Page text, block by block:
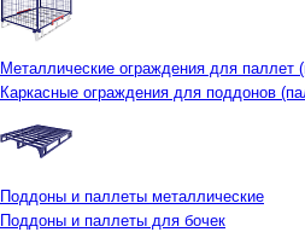
Металлические ограждения для паллет
Каркасные ограждения для поддонов
Поддоны и паллеты металлические
Поддоны и паллеты для бочек